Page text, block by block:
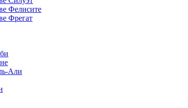
Фелисите
Фрегат
Али